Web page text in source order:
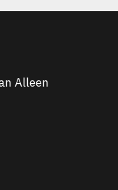
Alleen